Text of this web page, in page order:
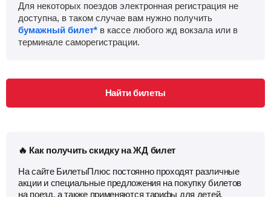
Для некоторых поездов электронная регистрация не
доступна, в таком случае вам нужно получить
бумажный билет* в кассе любого жд вокзала или в
терминале саморегистрации.
Найти билеты
🔥 Как получить скидку на ЖД билет
На сайте БилетыПлюс постоянно проходят различные
акции и специальные предложения на покупку билетов
на поезд, а также применяются тарифы для детей,